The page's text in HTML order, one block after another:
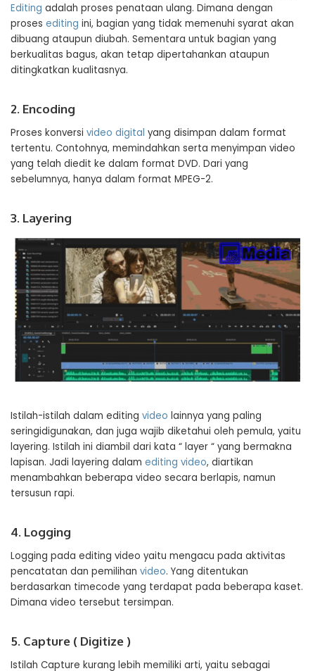
Editing adalah proses penataan ulang. Dimana dengan
proses editing ini, bagian yang tidak memenuhi syarat akan
dibuang ataupun diubah. Sementara untuk bagian yang
berkualitas bagus, akan tetap dipertahankan ataupun
ditingkatkan kualitasnya.
2. Encoding
Proses konversi video digital yang disimpan dalam format
tertentu. Contohnya, memindahkan serta menyimpan video
yang telah diedit ke dalam format DVD. Dari yang
sebelumnya, hanya dalam format MPEG-2.
3. Layering
Istilah-istilah dalam editing video lainnya yang paling
seringidigunakan, dan juga wajib diketahui oleh pemula, yaitu
layering. Istilah ini diambil dari kata “ layer “ yang bermakna
lapisan. Jadi layering dalam editing video, diartikan
menambahkan beberapa video secara berlapis, namun
tersusun rapi.
4. Logging
Logging pada editing video yaitu mengacu pada aktivitas
pencatatan dan pemilihan video. Yang ditentukan
berdasarkan timecode yang terdapat pada beberapa kaset.
Dimana video tersebut tersimpan.
5. Capture ( Digitize )
Istilah Capture kurang lebih memiliki arti, yaitu sebagai